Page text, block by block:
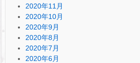
2020年11月
2020年10月
2020年9月
2020年8月
2020年7月
2020年6月